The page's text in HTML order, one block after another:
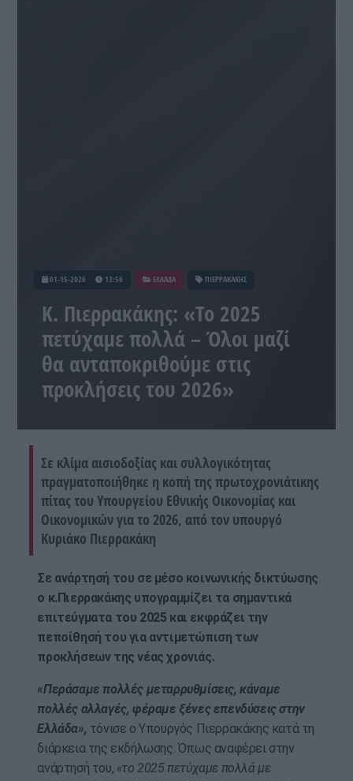
01-15-2026 13:56 ΕΛΛΑΔΑ ΠΙΕΡΡΑΚΑΚΗΣ
Κ. Πιερρακάκης: «Το 2025
πετύχαμε πολλά – Όλοι μαζί
θα ανταποκριθούμε στις
προκλήσεις του 2026»
Σε κλίμα αισιοδοξίας και συλλογικότητας
πραγματοποιήθηκε η κοπή της πρωτοχρονιάτικης
πίτας του Υπουργείου Εθνικής Οικονομίας και
Οικονομικών για το 2026, από τον υπουργό
Κυριάκο Πιερρακάκη
Σε ανάρτησή του σε μέσο κοινωνικής δικτύωσης
ο κ.Πιερρακάκης υπογραμμίζει τα σημαντικά
επιτεύγματα του 2025 και εκφράζει την
πεποίθησή του για αντιμετώπιση των
προκλήσεων της νέας χρονιάς.
«Περάσαμε πολλές μεταρρυθμίσεις, κάναμε
πολλές αλλαγές, φέραμε ξένες επενδύσεις στην
Ελλάδα», τόνισε ο Υπουργός Πιερρακάκης κατά τη
διάρκεια της εκδήλωσης. Όπως αναφέρει στην
ανάρτησή του, «το 2025 πετύχαμε πολλά με